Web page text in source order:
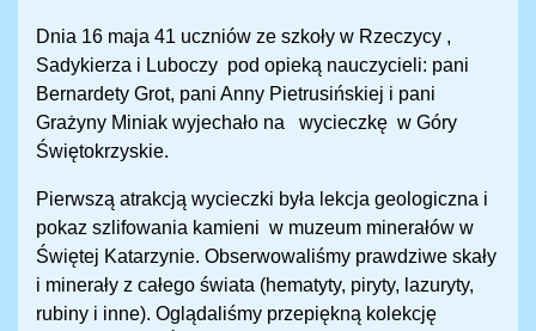
Dnia 16 maja 41 uczniów ze szkoły w Rzeczycy ,
Sadykierza i Luboczy pod opieką nauczycieli: pani
Bernardety Grot, pani Anny Pietrusińskiej i pani
Grażyny Miniak wyjechało na wycieczkę w Góry
Świętokrzyskie.
Pierwszą atrakcją wycieczki była lekcja geologiczna i
pokaz szlifowania kamieni w muzeum minerałów w
Świętej Katarzynie. Obserwowaliśmy prawdziwe skały
i minerały z całego świata (hematyty, piryty, lazuryty,
rubiny i inne). Oglądaliśmy przepiękną kolekcję